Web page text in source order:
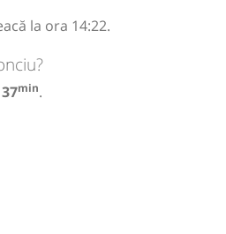
la ora 14:22.
37min.